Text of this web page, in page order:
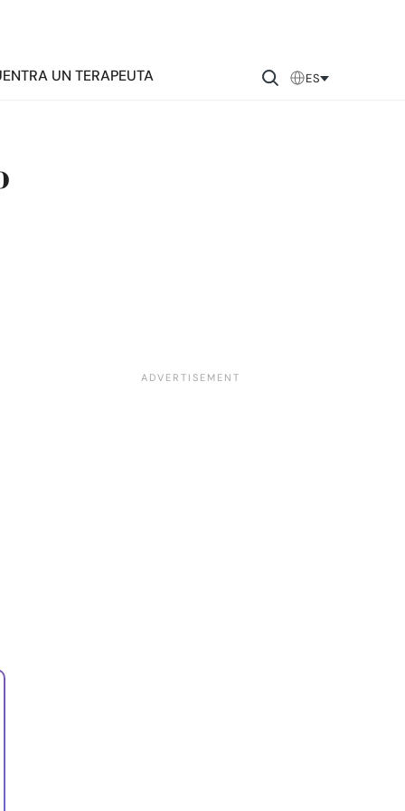
UN TERAPEUTA ES